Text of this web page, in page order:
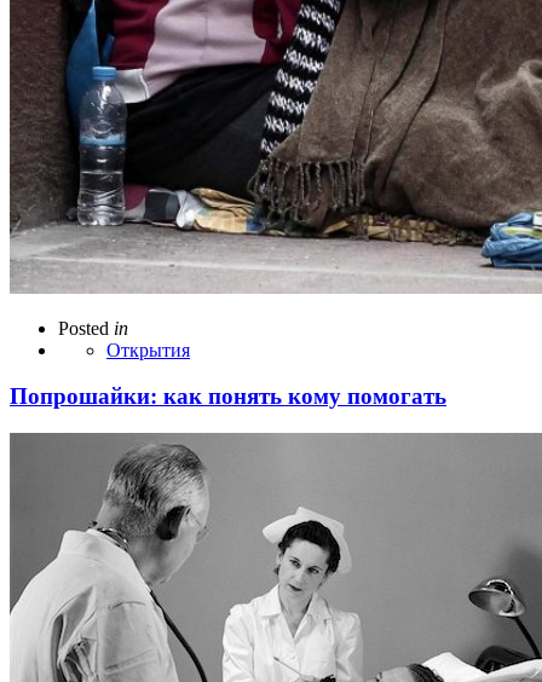
Posted in
Открытия
Попрошайки: как понять кому помогать